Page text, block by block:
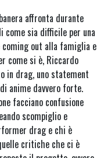
affronta durante
come sia difficile per una
out alla famiglia e
come si è, Riccardo
in drag, uno statement
anime davvero forte.
facciano confusione
scompiglio e
drag e chi è
critiche che ci è